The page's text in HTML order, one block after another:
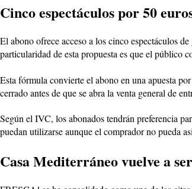
Cinco espectáculos por 50
El abono ofrece acceso a los cinco espectáculos
particularidad de esta propuesta es que el público
Esta fórmula convierte el abono en una apuesta
cerrado antes de que se abra la venta general de
Según el IVC, los abonados tendrán preferencia
puedan utilizarse aunque el comprador no pueda
Casa Mediterráneo vuelve a